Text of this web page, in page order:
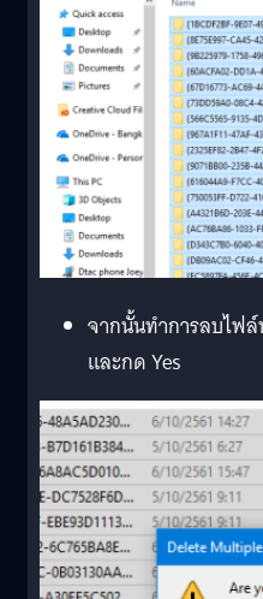
จากนั้นทำการลบไฟ
และกด Yes